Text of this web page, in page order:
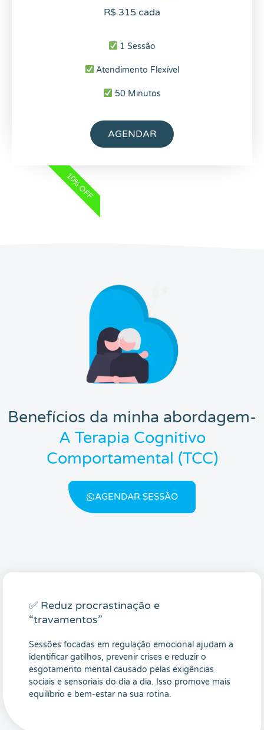
R$ 315 cada
1 Sessão
Atendimento Flexível
50 Minutos
AGENDAR
10% OFF
Benefícios da minha abordagem-
A Terapia Cognitivo
Comportamental (TCC)
AGENDAR SESSÃO
✅ Reduz procrastinação e
“travamentos”
Sessões focadas em regulação emocional ajudam a
identificar gatilhos, prevenir crises e reduzir o
esgotamento mental causado pelas exigências
sociais e sensoriais do dia a dia. Isso promove mais
equilíbrio e bem-estar na sua rotina.